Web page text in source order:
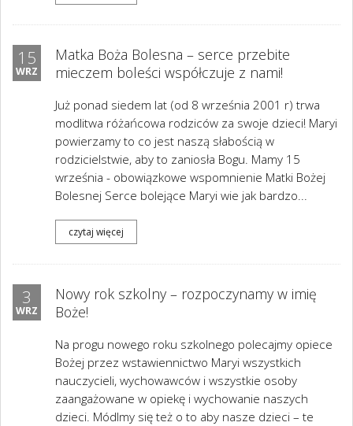
15
WRZ
Matka Boża Bolesna – serce przebite
mieczem boleści współczuje z nami!
Już ponad siedem lat (od 8 września 2001 r) trwa
modlitwa różańcowa rodziców za swoje dzieci! Maryi
powierzamy to co jest naszą słabością w
rodzicielstwie, aby to zaniosła Bogu. Mamy 15
września - obowiązkowe wspomnienie Matki Bożej
Bolesnej Serce bolejące Maryi wie jak bardzo...
czytaj więcej
3
WRZ
Nowy rok szkolny – rozpoczynamy w imię
Boże!
Na progu nowego roku szkolnego polecajmy opiece
Bożej przez wstawiennictwo Maryi wszystkich
nauczycieli, wychowawców i wszystkie osoby
zaangażowane w opiekę i wychowanie naszych
dzieci. Módlmy się też o to aby nasze dzieci – te